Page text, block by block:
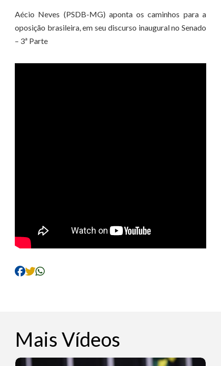
Aécio Neves (PSDB-MG) aponta os caminhos para a
oposição brasileira, em seu discurso inaugural no Senado
– 3ª Parte
Mais Vídeos